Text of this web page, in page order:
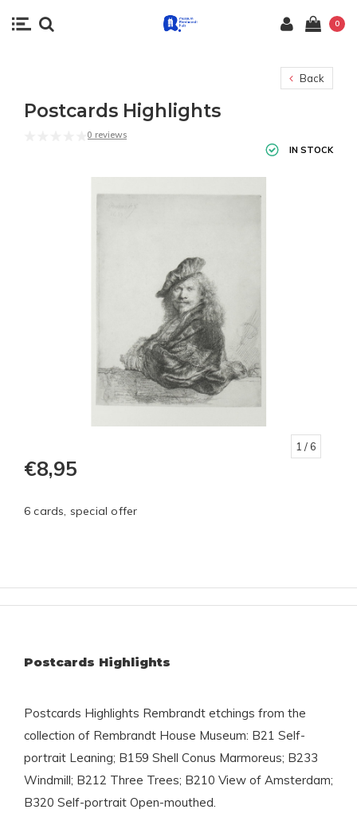
0
Back
Postcards Highlights
0 reviews
IN STOCK
1 / 6
€8,95
6 cards, special offer
Postcards Highlights
Postcards Highlights Rembrandt etchings from the
collection of Rembrandt House Museum: B21 Self-
portrait Leaning; B159 Shell Conus Marmoreus; B233
Windmill; B212 Three Trees; B210 View of Amsterdam;
B320 Self-portrait Open-mouthed.